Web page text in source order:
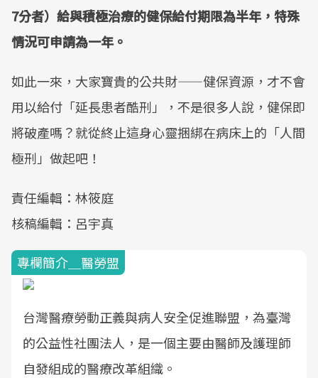
7分者）給與積極治療的健保給付期限為半年，特殊
情況可申請為一年。
如此一來，大家寶貴的公共財——健保資源，才不會
用以給付「延長患者酷刑」，不是很多人說，健保即
將破產嗎？就從終止這身心靈捆綁在病床上的「人間
極刑」做起吧！
責任編輯：林筱庭
核稿編輯：呂宇真
專欄簡介＿醫勞盟
台灣醫療勞動正義與病人安全促進聯盟，為臺灣
的公益性社團法人，是一個主要由醫師及護理師
自發組成的醫療改革組織。